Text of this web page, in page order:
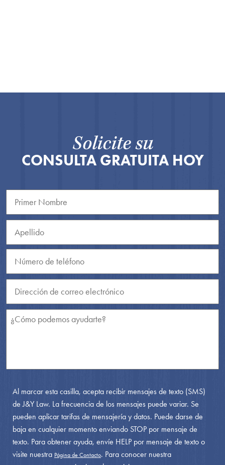
Solicite su
CONSULTA GRATUITA HOY
Al marcar esta casilla, acepta recibir mensajes de texto (SMS)
de J&Y Law. La frecuencia de los mensajes puede variar. Se
pueden aplicar tarifas de mensajería y datos. Puede darse de
baja en cualquier momento enviando STOP por mensaje de
texto. Para obtener ayuda, envíe HELP por mensaje de texto o
visite nuestra Página de Contacto. Para conocer nuestra